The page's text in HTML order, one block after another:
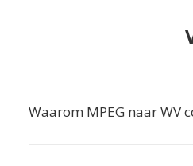
Waarom MPEG naar WV